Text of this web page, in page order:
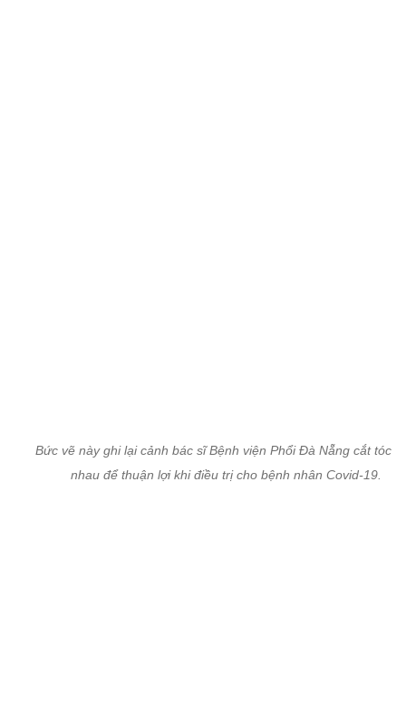
Bức vẽ này ghi lại cảnh bác sĩ Bệnh viện Phổi Đà Nẵng cắt tóc
nhau để thuận lợi khi điều trị cho bệnh nhân Covid-19.